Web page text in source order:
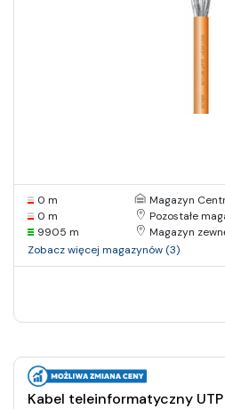
0 m
Magazyn
0 m
Pozostałe
9905 m
Magazyn
Zobacz więcej magazynów (3)
Kabel teleinformatyczny